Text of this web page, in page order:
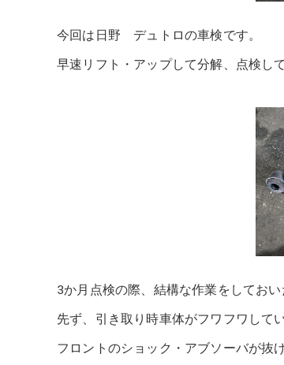
今回は日野 デュトロの車検です。
早速リフト・アップして分解、点検し
3か月点検の際、結構な作業をしてお
先ず、引き取り時車体がフワフワして
フロントのショック・アブソーバが抜